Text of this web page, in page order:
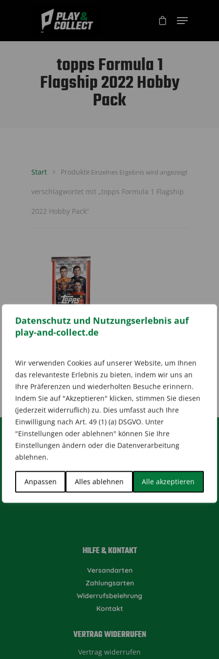
Datenschutz und Nutzungserlebnis auf
play-and-collect.de
Wir verwenden Cookies auf unserer Website, um Ihnen
das relevanteste Erlebnis zu bieten, indem wir uns an
Ihre Präferenzen und wiederholten Besuche erinnern.
Indem Sie auf "Akzeptieren" klicken, stimmen Sie diesen
(jederzeit widerruflich) zu. Dies umfasst auch Ihre
Einwilligung nach Art. 49 (1) (a) DSGVO. Unter
"Einstellungen oder ablehnen" können Sie Ihre
Einstellungen ändern oder die Datenverarbeitung
ablehnen.
Anpassen Alles ablehnen Alle akzeptieren
topps Formula 1
Flagship 2022 Hobby
Pack
Einzelnes Ergebnis wird angezeigt
Start Produkte
verschlagwortet mit „topps Formula 1 Flagship
2022 Hobby Pack“
topps Formula 1
8,00 €
zzgl. Versandkosten
RECHTLICHES
Impressum AGB
Datenschutz
[wt_cli_manage_consent]
HILFE & KONTAKT
Versandarten
Zahlungsarten
Widerrufsbelehrung
Kontakt
VERTRAG WIDERRUFEN
Vertrag widerrufen